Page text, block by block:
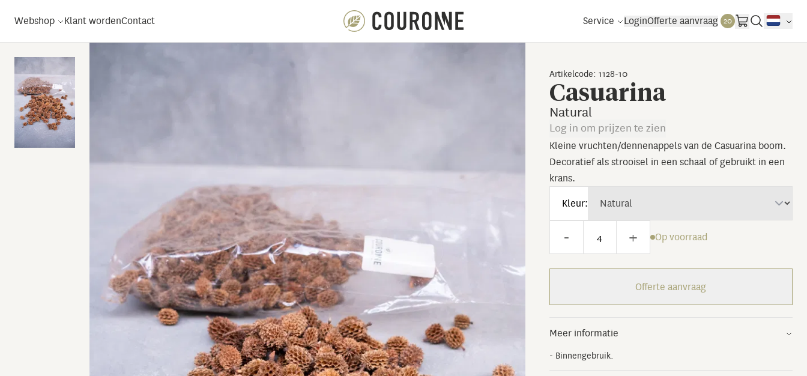
Webshop Klant wordenContact
Couronne NL
Service LoginOfferte aanvraag 20
Casuarina
Natural
Artikelcode: 1128-10
Log in om prijzen te zien
Kleine vruchten/dennenappels van de Casuarina boom.
Decoratief als strooisel in een schaal of gebruikt in een
krans.
Kleur:
- + Op voorraad
Offerte aanvraag
Meer informatie
- Binnengebruik.